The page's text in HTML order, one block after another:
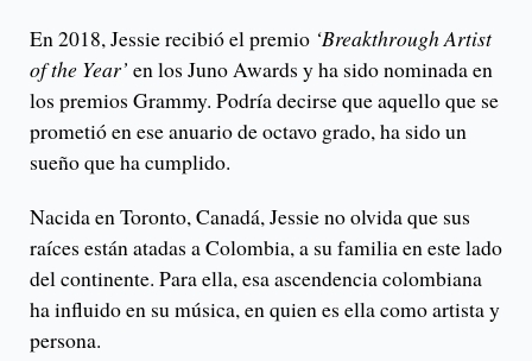
En 2018, Jessie recibió el premio ‘Breakthrough Artist
of the Year’ en los Juno Awards y ha sido nominada en
los premios Grammy. Podría decirse que aquello que se
prometió en ese anuario de octavo grado, ha sido un
sueño que ha cumplido.
Nacida en Toronto, Canadá, Jessie no olvida que sus
raíces están atadas a Colombia, a su familia en este lado
del continente. Para ella, esa ascendencia colombiana
ha influido en su música, en quien es ella como artista y
persona.